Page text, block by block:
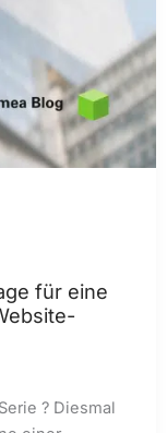
für eine
? Diesmal